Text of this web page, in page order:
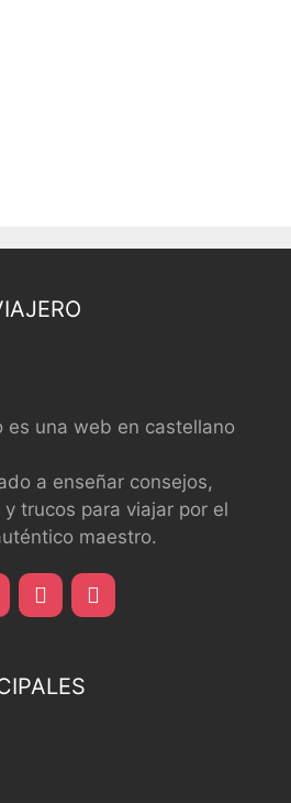
es una web en castellano
a enseñar consejos,
trucos para viajar por el
maestro.